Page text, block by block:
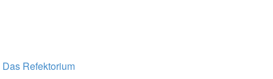
Das Refektorium